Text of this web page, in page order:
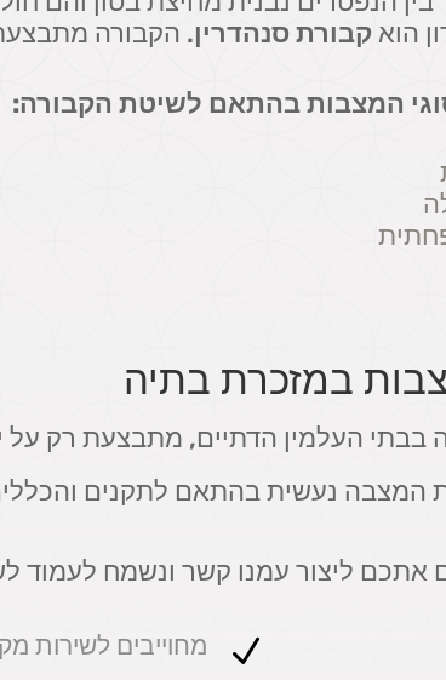
הואקבורת סנהדרין. הקבורה
המצבות בהתאם לשיטת הקבורה:
במזכרת בתיה
בבתי העלמין הדתיים, מתבצעת רק
המצבה נעשית בהתאם לתקנים
אתכם ליצור עמנו קשר ונשמח לעמוד
N מחוייבים לשירות